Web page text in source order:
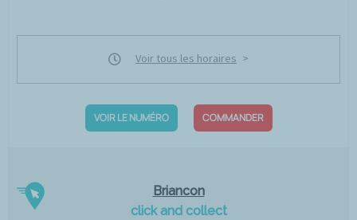
Voir tous les horaires
VOIR LE NUMÉRO COMMANDER
Briancon
click and collect